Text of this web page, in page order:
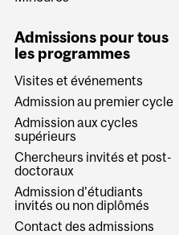
Admissions pour tous
les programmes
Visites et événements
Admission au premier cycle
Admission aux cycles
supérieurs
Chercheurs invités et post-
doctoraux
Admission d'étudiants
invités ou non diplômés
Contact des admissions